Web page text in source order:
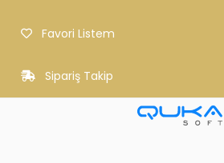
Favori Listem
Sipariş Takip